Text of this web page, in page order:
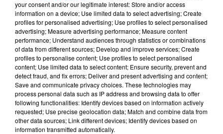
Publié : 3 décembre 2015 à 12h46 par La rédaction
your consent and/or our legitimate interest: Store and/or access
information on a device; Use limited data to select advertising; Create
profiles for personalised advertising; Use profiles to select personalised
advertising; Measure advertising performance; Measure content
performance; Understand audiences through statistics or combinations
of data from different sources; Develop and improve services; Create
profiles to personalise content; Use profiles to select personalised
content; Use limited data to select content; Ensure security, prevent and
detect fraud, and fix errors; Deliver and present advertising and content;
Save and communicate privacy choices. These technologies may
process personal data such as IP address and browsing data to offer
following functionalities: Identify devices based on information actively
requested; Use precise geolocation data; Match and combine data from
other data sources; Link different devices; Identify devices based on
information transmitted automatically.